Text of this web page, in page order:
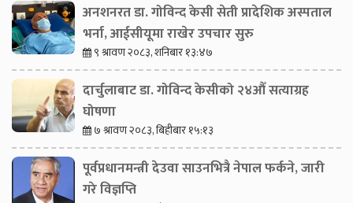
अनशनरत डा. गोविन्द केसी सेती प्रादेशिक अस्पताल
भर्ना, आईसीयूमा राखेर उपचार सुरु
९ श्रावण २०८३, शनिबार १३:४७
दार्चुलाबाट डा. गोविन्द केसीको २४औँ सत्याग्रह
घोषणा
७ श्रावण २०८३, बिहीबार १५:१३
पूर्वप्रधानमन्त्री देउवा साउनभित्रै नेपाल फर्कने, जारी
गरे विज्ञप्ति